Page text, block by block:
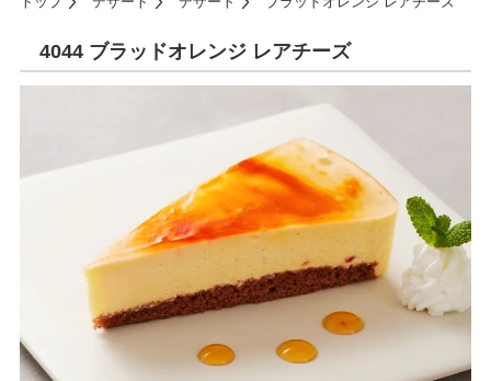
4044 ブラッドオレンジ レアチーズ